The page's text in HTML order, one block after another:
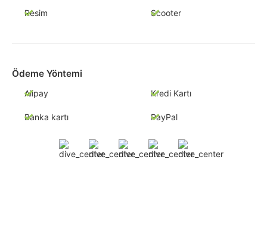
Resim Scooter
Ödeme Yöntemi
Alipay Kredi Kartı
Banka kartı PayPal